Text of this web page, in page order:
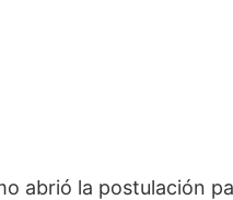
abrió la postulación